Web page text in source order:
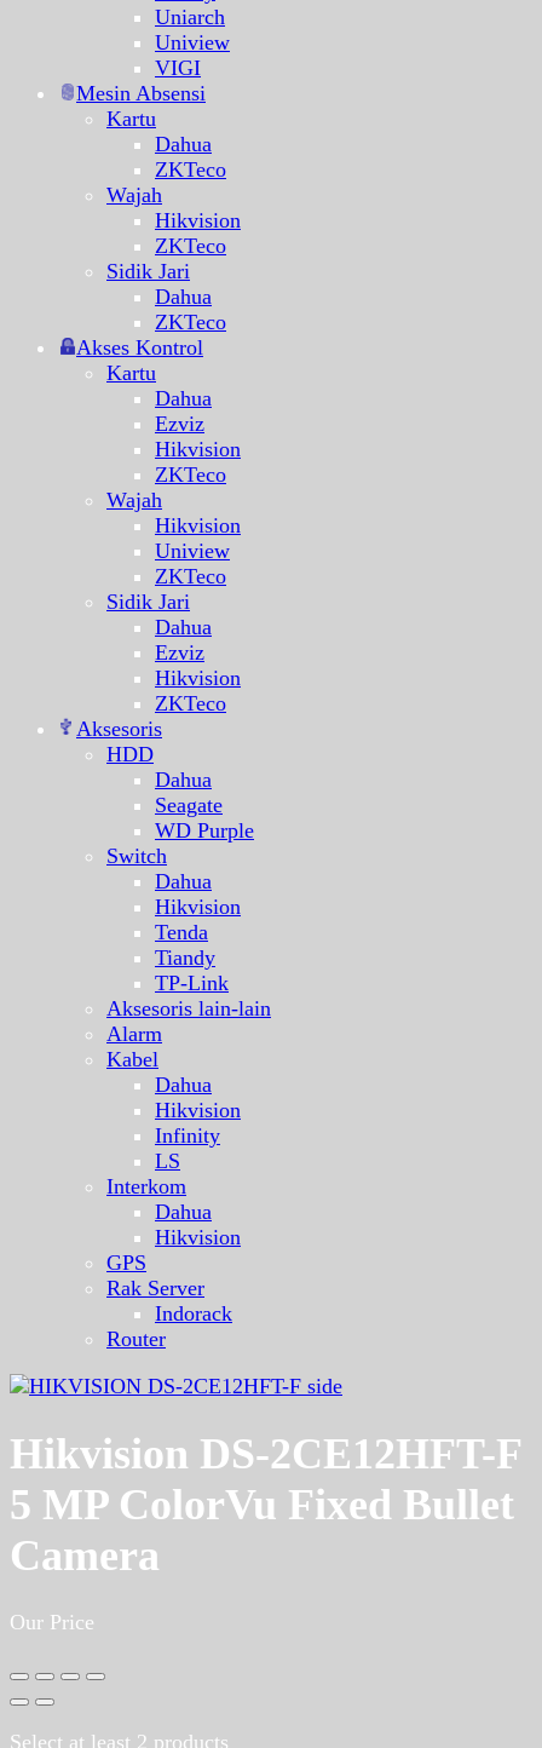
Uniarch
Uniview
VIGI
Mesin Absensi
Kartu
Dahua
ZKTeco
Wajah
Hikvision
ZKTeco
Sidik Jari
Dahua
ZKTeco
Akses Kontrol
Kartu
Dahua
Ezviz
Hikvision
ZKTeco
Wajah
Hikvision
Uniview
ZKTeco
Sidik Jari
Dahua
Ezviz
Hikvision
ZKTeco
Aksesoris
HDD
Dahua
Seagate
WD Purple
Switch
Dahua
Hikvision
Tenda
Tiandy
TP-Link
Aksesoris lain-lain
Alarm
Kabel
Dahua
Hikvision
Infinity
LS
Interkom
Dahua
Hikvision
GPS
Rak Server
Indorack
Router
Hikvision DS-2CE12HFT-F
5 MP ColorVu Fixed Bullet
Camera
Our Price
Select at least 2 products